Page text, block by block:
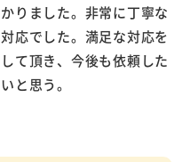
かりました。非常に丁寧な
対応でした。満足な対応を
して頂き、今後も依頼した
いと思う。